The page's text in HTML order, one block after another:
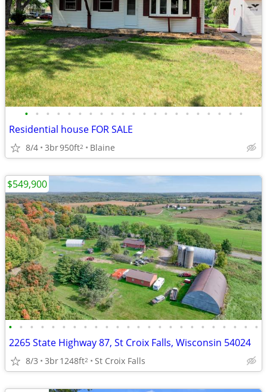
• • • • • • • • • • • • • • • • • • • • •
Residential house FOR SALE
8/4 3br950ft2 Blaine
• • • • • • • • • • • • • • • • • • • • • • • •
2265 State Highway 87, St Croix Falls, Wisconsin 54024
8/3 3br1248ft2 St Croix Falls
$549,900